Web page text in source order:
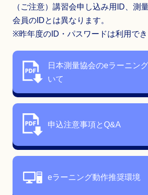
（ご注意）講習会申し込み用ID、測
会員のIDとは異なります。
※昨年度のID・パスワードは利用でき
日本測量協会のeラーニン
いて
申込注意事項とQ&A
eラーニング動作推奨環境